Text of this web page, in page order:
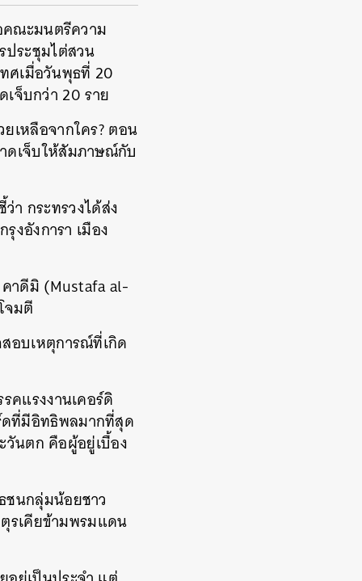
คณะมนตรีความ
ประชุมไต่สวน
ศเมื่อวันพุธที่ 20
จ็บกว่า 20 ราย
เหลือจากใคร? ตอน
ดเจ็บให้สัมภาษณ์กับ
า กระทรวงได้ส่ง
งอังการา เมือง
าดีมิ (Mustafa al-
จมตี
อบเหตุการณ์ที่เกิด
คแรงงานเคอร์ดิ
ดที่มีอิทธิพลมากที่สุด
วันตก คือผู้อยู่เบื้อง
ชนกลุ่มน้อยชาว
รเคียข้ามพรมแดน